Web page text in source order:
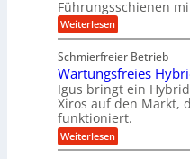
g
e
b
u
n
g
e
n
n
e
n
H
u
b
e
w
e
g
u
n
g
e
i
v
e
n
d
M
a
s
c
h
i
e
r
k
z
e
u
g
k
r
e
i
s
Führungsschienen
Weiterlesen:
K
g
e
l
s
c
h
i
e
Schmierfreier Betrieb
Wartungsfreies
Igus bringt ein
Xiros auf den Markt,
funktioniert.
Weiterlesen:
W